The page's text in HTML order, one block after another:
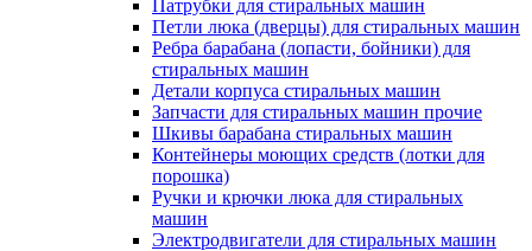
Патрубки для стиральных машин
Петли люка (дверцы) для стиральных машин
Ребра барабана (лопасти, бойники) для
стиральных машин
Детали корпуса стиральных машин
Запчасти для стиральных машин прочие
Шкивы барабана стиральных машин
Контейнеры моющих средств (лотки для
порошка)
Ручки и крючки люка для стиральных
машин
Электродвигатели для стиральных машин